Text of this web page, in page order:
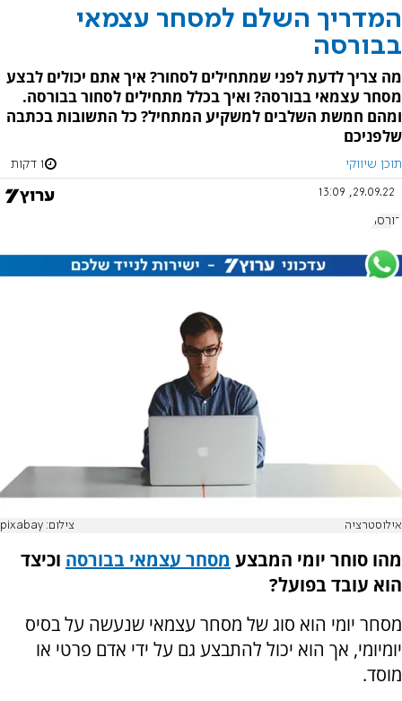
המדריך השלם למסחר עצמאי
בבורסה
מה צריך לדעת לפני שמתחילים לסחור? איך אתם יכולים לבצע
מסחר עצמאי בבורסה? ואיך בכלל מתחילים לסחור בבורסה.
ומהם חמשת השלבים למשקיע המתחיל? כל התשובות בכתבה
שלפניכם
תוכן שיווקי 1 דקות
29.09.22, 13:09
בורסה
אילוסטרציה צילום: pixabay
מהו סוחר יומי המבצע מסחר עצמאי בבורסה וכיצד
הוא עובד בפועל?
מסחר יומי הוא סוג של מסחר עצמאי שנעשה על בסיס
יומיומי, אך הוא יכול להתבצע גם על ידי אדם פרטי או
מוסד.